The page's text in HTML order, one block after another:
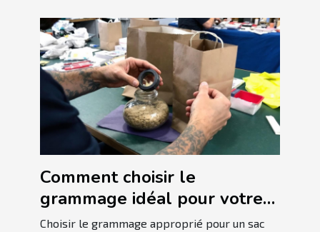
Comment choisir le
grammage idéal pour votre
sac en papier ?
Choisir le grammage approprié pour un sac